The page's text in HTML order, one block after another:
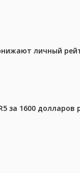
личный
за 1600